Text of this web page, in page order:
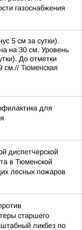
газоснабжения
5 см за сутки).
на 30 см. Уровень
До отметки
см.// Тюменская
для
диспетчерской
в Тюменской
лесных пожаров
старшего
ликбез по